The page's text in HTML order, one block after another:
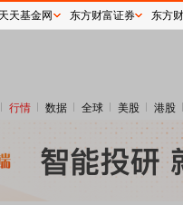
行情 数据 全球 美股 港股
天天基金网 东方财富证券 东方